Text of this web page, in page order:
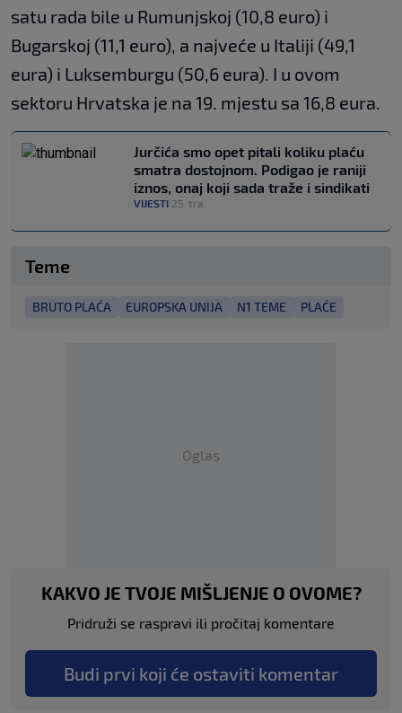
satu rada bile u Rumunjskoj (10,8 euro) i
Bugarskoj (11,1 euro), a najveće u Italiji (49,1
eura) i Luksemburgu (50,6 eura). I u ovom
sektoru Hrvatska je na 19. mjestu sa 16,8 eura.
Jurčića smo opet pitali koliku plaću
smatra dostojnom. Podigao je raniji
iznos, onaj koji sada traže i sindikati
VIJESTI 25. tra.
Teme
BRUTO PLAĆA EUROPSKA UNIJA N1 TEME PLAĆE
Oglas
KAKVO JE TVOJE MIŠLJENJE O OVOME?
Pridruži se raspravi ili pročitaj komentare
Budi prvi koji će ostaviti komentar